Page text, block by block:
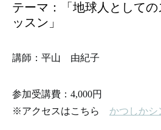
テーマ：「地球人として
ッスン」
講師：平山 由紀子
参加受講費：4,000円
※アクセスはこちら かつしか